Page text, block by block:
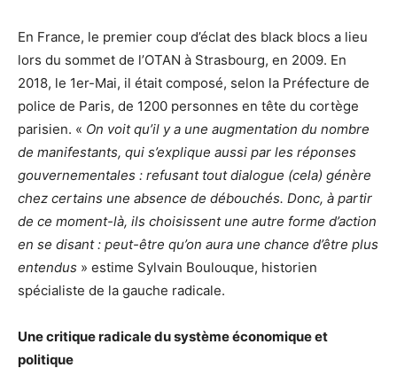
En France, le premier coup d’éclat des black blocs a lieu
lors du sommet de l’OTAN à Strasbourg, en 2009. En
2018, le 1er-Mai, il était composé, selon la Préfecture de
police de Paris, de 1200 personnes en tête du cortège
parisien. « On voit qu’il y a une augmentation du nombre
de manifestants, qui s’explique aussi par les réponses
gouvernementales : refusant tout dialogue (cela) génère
chez certains une absence de débouchés. Donc, à partir
de ce moment-là, ils choisissent une autre forme d’action
en se disant : peut-être qu’on aura une chance d’être plus
entendus » estime Sylvain Boulouque, historien
spécialiste de la gauche radicale.
Une critique radicale du système économique et
politique